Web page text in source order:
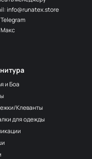
и Боа
Клеванты
для одежды
info@runatex.store